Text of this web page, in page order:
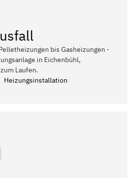
bis Gasheizungen -
in Eichenbühl,
Laufen.
Heizungsinstallation